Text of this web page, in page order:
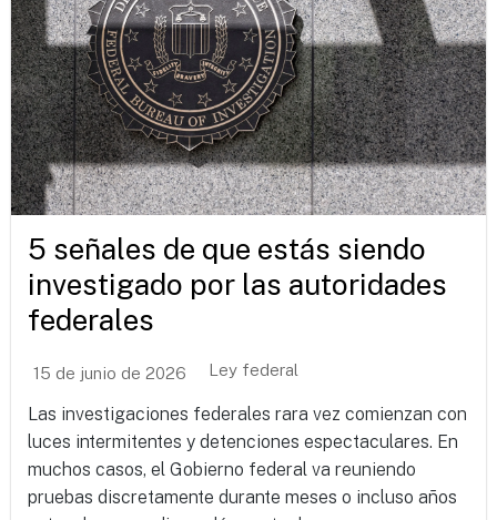
5 señales de que estás siendo
investigado por las autoridades
federales
15 de junio de 2026 Ley federal
Las investigaciones federales rara vez comienzan con
luces intermitentes y detenciones espectaculares. En
muchos casos, el Gobierno federal va reuniendo
pruebas discretamente durante meses o incluso años